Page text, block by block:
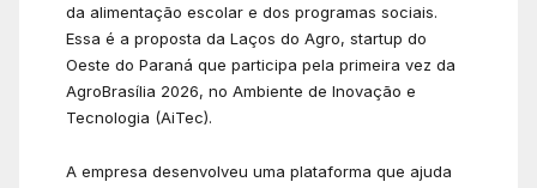
da alimentação escolar e dos programas sociais.
Essa é a proposta da Laços do Agro, startup do
Oeste do Paraná que participa pela primeira vez da
AgroBrasília 2026, no Ambiente de Inovação e
Tecnologia (AiTec).
A empresa desenvolveu uma plataforma que ajuda